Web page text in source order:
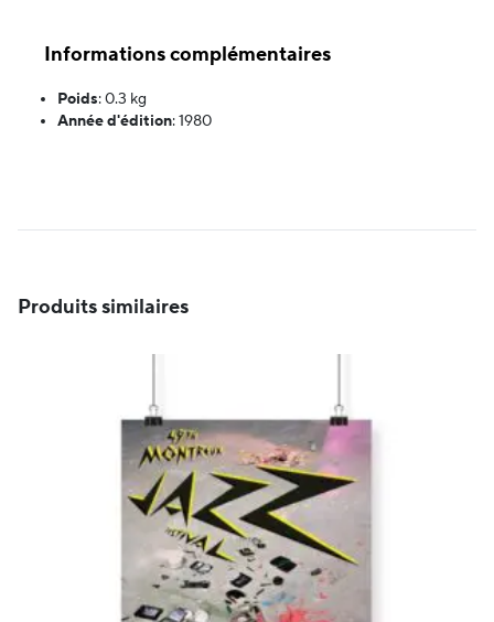
Informations complémentaires
Poids:0.3 kg
Année d'édition:1980
Produits similaires